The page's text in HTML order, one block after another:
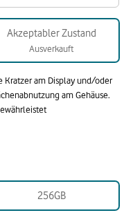
Akzeptabler Zustand
Ausverkauft
Kratzer am Display und/oder
am Gehäuse.
256GB